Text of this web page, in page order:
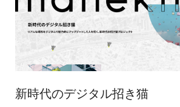
新時代のデジタル招き猫